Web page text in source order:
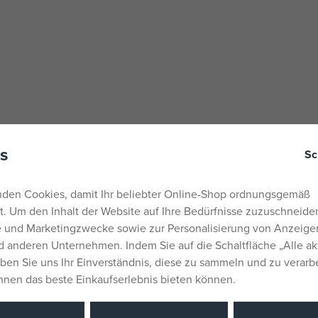
Backofentüren,
werden.
Schloss anbringen
vor der Montage sauber
das Gerät an die vorab
Klebeband gut haftet.
24 Stunden lang gut auf der
Cookies, damit Ihr beliebter Online-Shop ordnungsgemäß
Um den Inhalt der Website auf Ihre Bedürfnisse
und Marketingzwecke sowie zur Personalisierung von
anderen Unternehmen. Indem Sie auf die Schaltfläche „Alle
Sie uns Ihr Einverständnis, diese zu sammeln und zu
das beste Einkaufserlebnis bieten können.